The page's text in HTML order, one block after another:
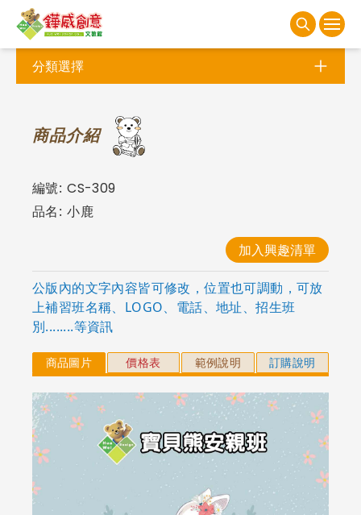
分類選擇
商品介紹
編號: CS-309
品名: 小鹿
加入興趣清單
公版內的文字內容皆可修改，位置也可調動，可放
上補習班名稱、LOGO、電話、地址、招生班
別........等資訊
商品圖片 價格表 範例說明 訂購說明